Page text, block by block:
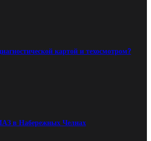
картой и техосмотром?
в Набережных Челнах